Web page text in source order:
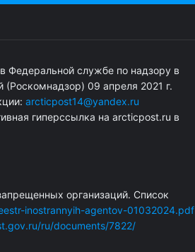
Федеральной службе по надзору в
09 апреля 2021 г.
arcticpost14@yandex.ru
гиперссылка на arcticpost.ru в
организаций. Список
inostrannyih-agentov-01032024.pdf
ru/documents/7822/